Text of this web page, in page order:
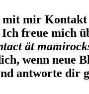
mit mir Kontakt
freue mich
ät
wenn neue
antworte dir